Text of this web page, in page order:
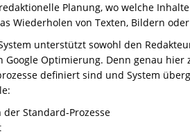
Planung, wo welche
Wiederholen von Texten, Bildern
unterstützt sowohl den
Google Optimierung. Denn genau
definiert sind und System
der Standard-Prozesse